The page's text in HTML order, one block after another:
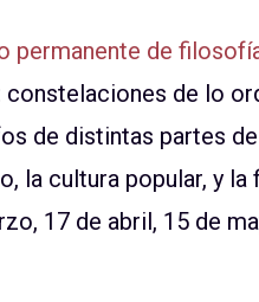
permanente de
constelaciones de lo
de distintas partes
la cultura popular, y
17 de abril, 15 de